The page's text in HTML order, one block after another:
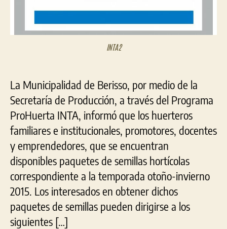
INTA2
La Municipalidad de Berisso, por medio de la
Secretaría de Producción, a través del Programa
ProHuerta INTA, informó que los huerteros
familiares e institucionales, promotores, docentes
y emprendedores, que se encuentran
disponibles paquetes de semillas hortícolas
correspondiente a la temporada otoño-invierno
2015. Los interesados en obtener dichos
paquetes de semillas pueden dirigirse a los
siguientes […]